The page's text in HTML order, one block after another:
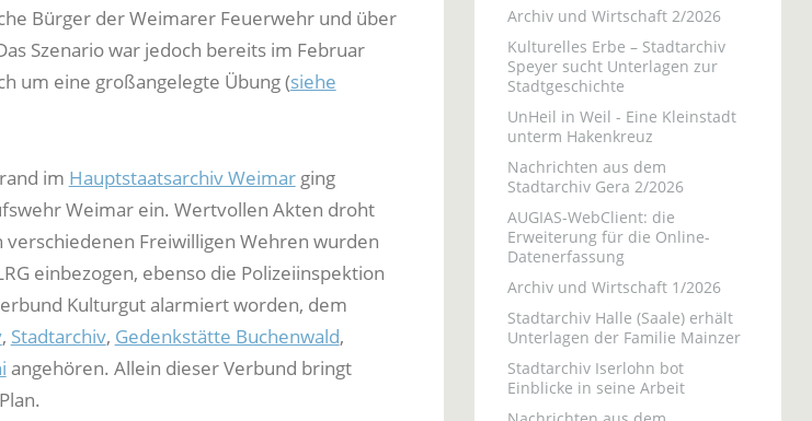
Bürger der Weimarer Feuerwehr und über
Szenario war jedoch bereits im Februar
um eine großangelegte Übung (siehe
im Hauptstaatsarchiv Weimarging
Weimar ein. Wertvollen Akten droht
Freiwilligen Wehren wurden
einbezogen, ebenso die Polizeiinspektion
Kulturgut alarmiert worden, dem
, Stadtarchiv, Gedenkstätte Buchenwald,
angehören. Allein dieser Verbund bringt
Archiv und Wirtschaft 2/2026
Kulturelles Erbe – Stadtarchiv
Speyer sucht Unterlagen zur
Stadtgeschichte
UnHeil in Weil - Eine Kleinstadt
unterm Hakenkreuz
Nachrichten aus dem
Stadtarchiv Gera 2/2026
AUGIAS-WebClient: die
Erweiterung für die Online-
Datenerfassung
Archiv und Wirtschaft 1/2026
Stadtarchiv Halle (Saale) erhält
Unterlagen der Familie Mainzer
Stadtarchiv Iserlohn bot
Einblicke in seine Arbeit